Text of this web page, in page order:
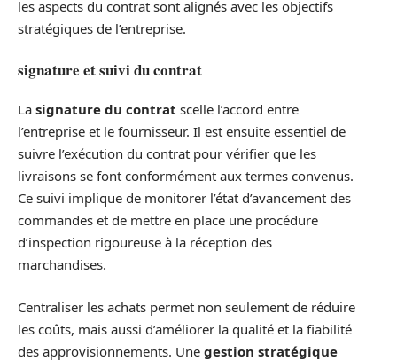
les aspects du contrat sont alignés avec les objectifs
stratégiques de l’entreprise.
signature et suivi du contrat
La signature du contrat scelle l’accord entre
l’entreprise et le fournisseur. Il est ensuite essentiel de
suivre l’exécution du contrat pour vérifier que les
livraisons se font conformément aux termes convenus.
Ce suivi implique de monitorer l’état d’avancement des
commandes et de mettre en place une procédure
d’inspection rigoureuse à la réception des
marchandises.
Centraliser les achats permet non seulement de réduire
les coûts, mais aussi d’améliorer la qualité et la fiabilité
des approvisionnements. Une gestion stratégique